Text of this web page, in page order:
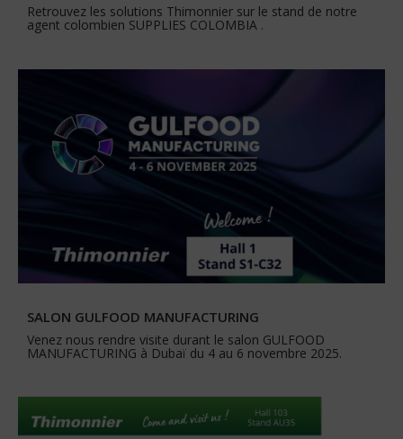
Retrouvez les solutions Thimonnier sur le stand de notre
agent colombien SUPPLIES COLOMBIA .
SALON GULFOOD MANUFACTURING
Venez nous rendre visite durant le salon GULFOOD
MANUFACTURING à Dubaï du 4 au 6 novembre 2025.